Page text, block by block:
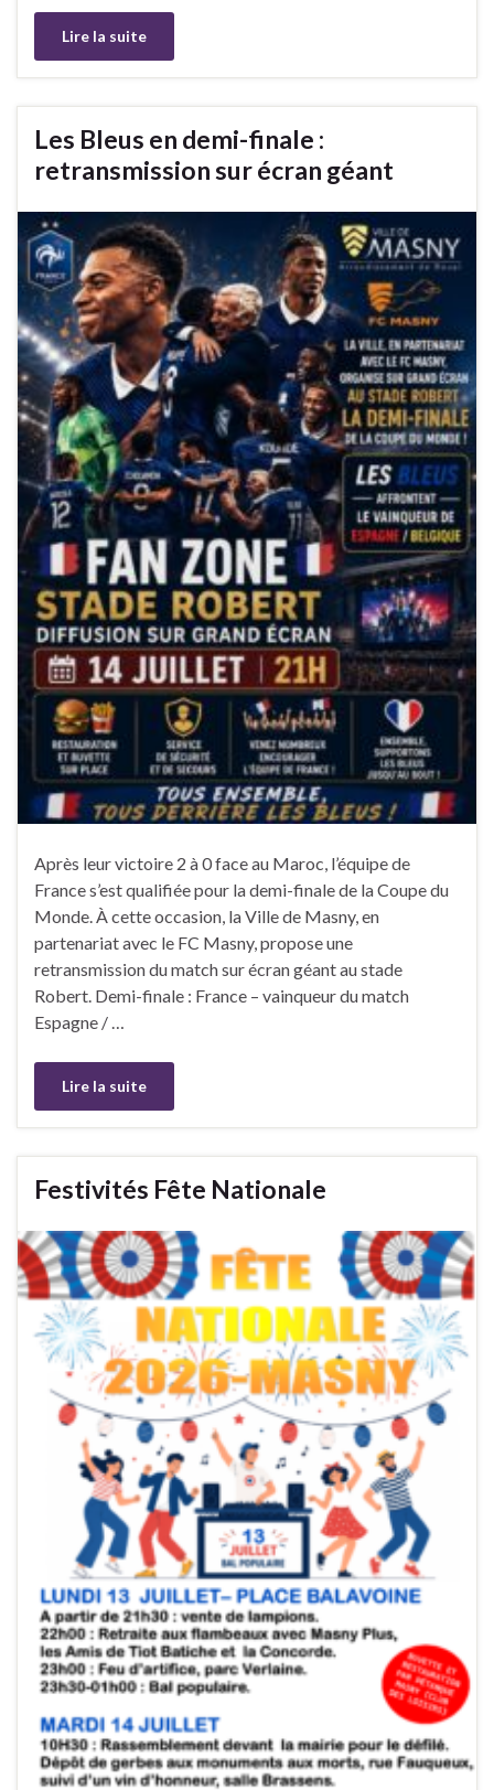
Lire la suite
Les Bleus en demi-finale :
retransmission sur écran géant
Après leur victoire 2 à 0 face au Maroc, l’équipe de
France s’est qualifiée pour la demi-finale de la Coupe du
Monde. À cette occasion, la Ville de Masny, en
partenariat avec le FC Masny, propose une
retransmission du match sur écran géant au stade
Robert. Demi-finale : France – vainqueur du match
Espagne / …
Lire la suite
Festivités Fête Nationale